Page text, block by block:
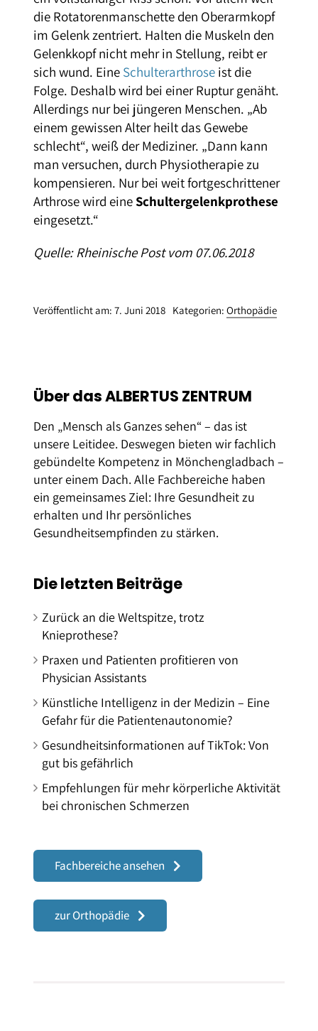
die Rotatorenmanschette den Oberarmkopf
im Gelenk zentriert. Halten die Muskeln den
Gelenkkopf nicht mehr in Stellung, reibt er
sich wund. Eine Schulterarthrose ist die
Folge. Deshalb wird bei einer Ruptur genäht.
Allerdings nur bei jüngeren Menschen. „Ab
einem gewissen Alter heilt das Gewebe
schlecht“, weiß der Mediziner. „Dann kann
man versuchen, durch Physiotherapie zu
kompensieren. Nur bei weit fortgeschrittener
Arthrose wird eineSchultergelenkprothese
eingesetzt.“
Quelle: Rheinische Post vom 07.06.2018
Veröffentlicht am: 7. Juni 2018 Kategorien:Orthopädie
Über das ALBERTUS ZENTRUM
Den „Mensch als Ganzes sehen“ – das ist
unsere Leitidee. Deswegen bieten wir fachlich
gebündelte Kompetenz in Mönchengladbach –
unter einem Dach. Alle Fachbereiche haben
ein gemeinsames Ziel: Ihre Gesundheit zu
erhalten und Ihr persönliches
Gesundheitsempfinden zu stärken.
Die letzten Beiträge
Zurück an die Weltspitze, trotz
Knieprothese?
Praxen und Patienten profitieren von
Physician Assistants
Künstliche Intelligenz in der Medizin – Eine
Gefahr für die Patientenautonomie?
Gesundheitsinformationen auf TikTok: Von
gut bis gefährlich
Empfehlungen für mehr körperliche Aktivität
bei chronischen Schmerzen
Fachbereiche ansehen
zur Orthopädie